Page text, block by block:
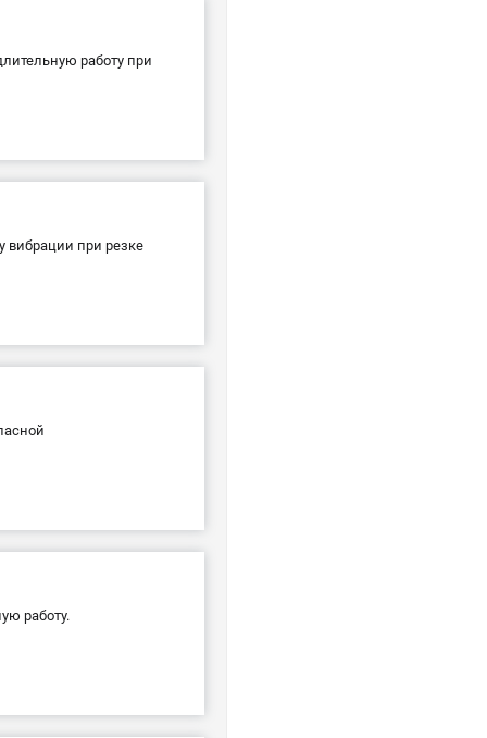
работу при
вибрации при резке
работу.